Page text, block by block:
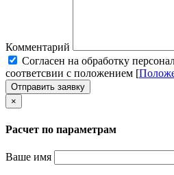
Комментарий
Cогласен на обработку
соответсвии с положением [
Отправить заявку
×
Расчет по параметрам
Ваше имя